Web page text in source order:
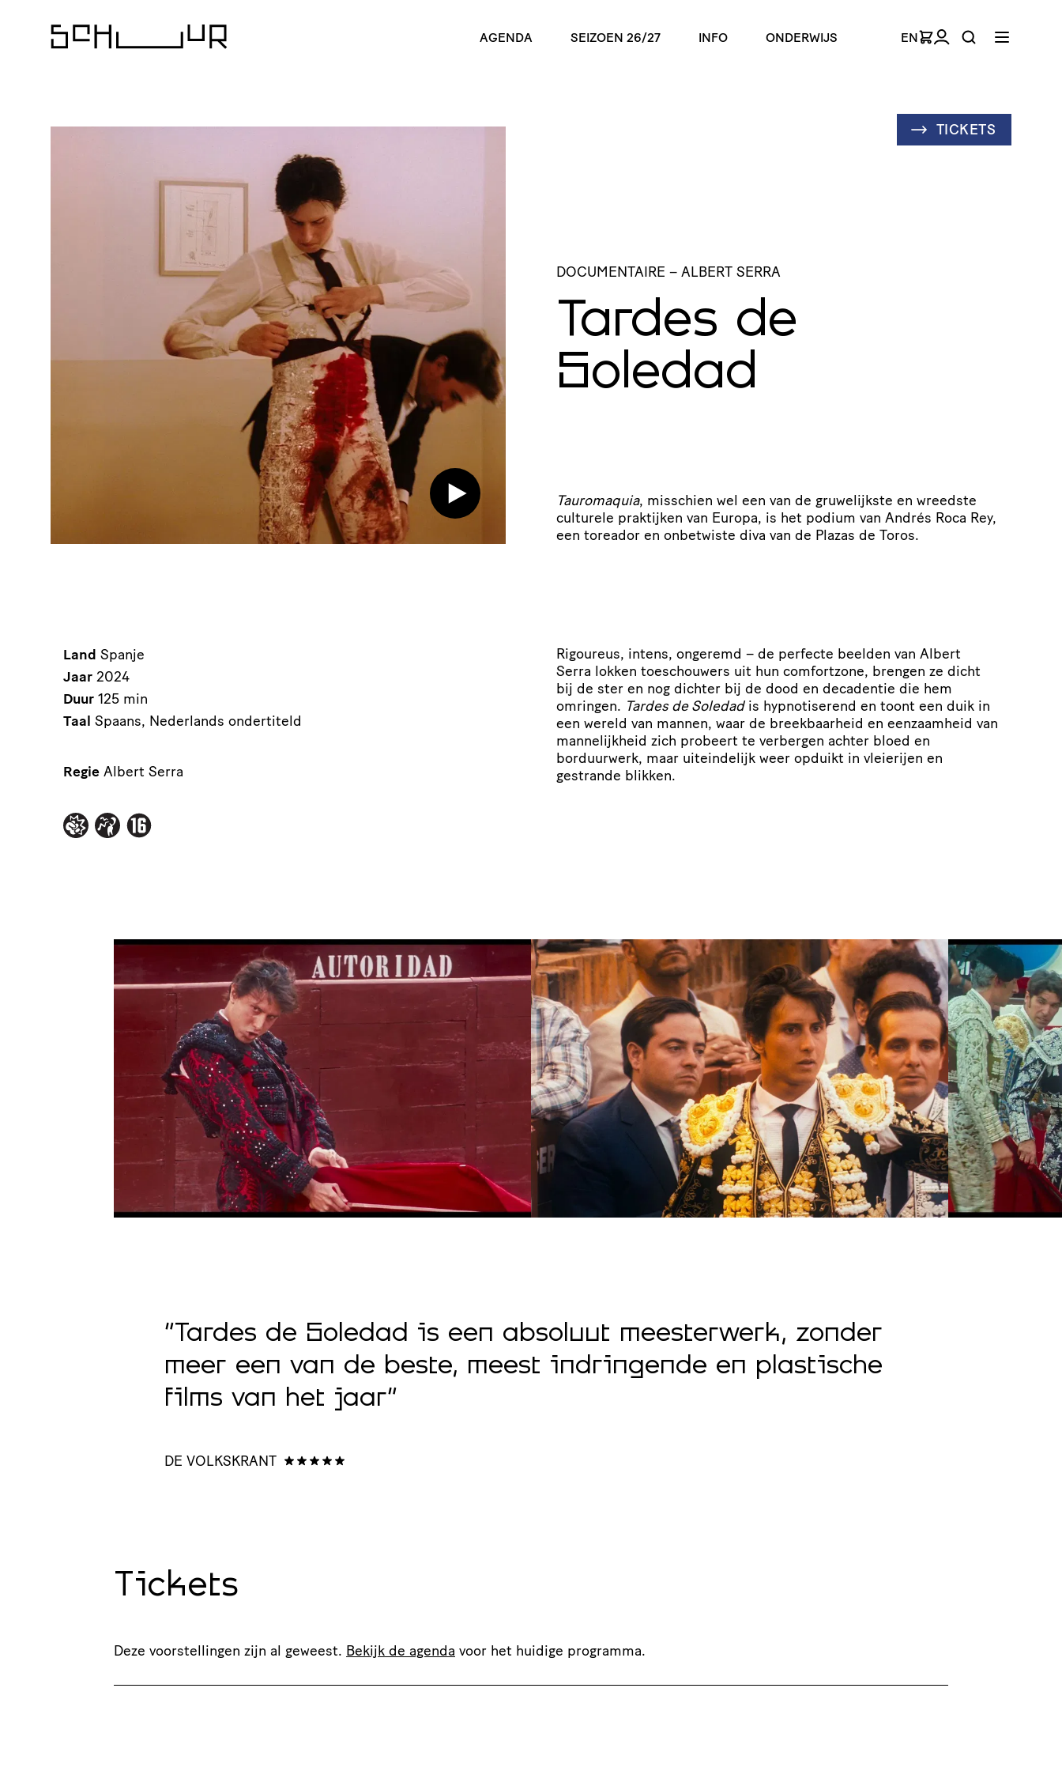
AGENDA SEIZOEN 26/27 INFO ONDERWIJS EN
TICKETS
DOCUMENTAIRE – ALBERT SERRA
Tardes de
Soledad
Tauromaquia, misschien wel een van de gruwelijkste en wreedste
culturele praktijken van Europa, is het podium van Andrés Roca Rey,
een toreador en onbetwiste diva van de Plazas de Toros.
Rigoureus, intens, ongeremd – de perfecte beelden van Albert
Serra lokken toeschouwers uit hun comfortzone, brengen ze dicht
bij de ster en nog dichter bij de dood en decadentie die hem
omringen. Tardes de Soledadis hypnotiserend en toont een duik in
een wereld van mannen, waar de breekbaarheid en eenzaamheid van
mannelijkheid zich probeert te verbergen achter bloed en
borduurwerk, maar uiteindelijk weer opduikt in vleierijen en
gestrande blikken.
Land Spanje
Jaar 2024
Duur 125 min
Taal Spaans, Nederlands ondertiteld
Regie Albert Serra
“Tardes de Soledad is een absoluut meesterwerk, zonder
meer een van de beste, meest indringende en plastische
films van het jaar”
DE VOLKSKRANT
Tickets
Deze voorstellingen zijn al geweest. Bekijk de agenda voor het huidige programma.